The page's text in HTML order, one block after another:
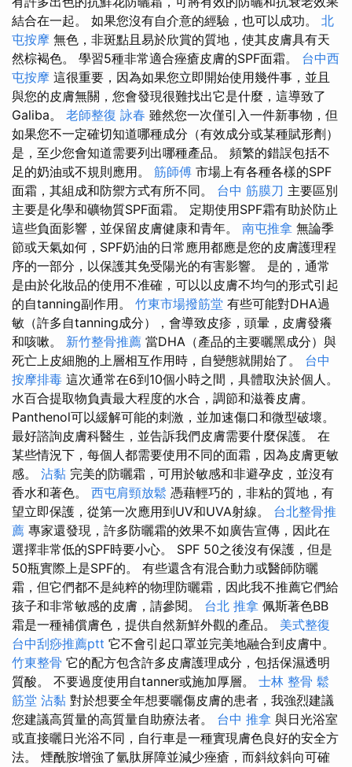
結合在一起。 如果您沒有自介意的經驗，也可以成功。 北
屯按摩 無色，非斑點且易於欣賞的質地，使其皮膚具有天
然棕褐色。 學習5種非常適合痤瘡皮膚的SPF面霜。 台中西
屯按摩 這很重要，因為如果您立即開始使用幾件事，並且
與您的皮膚無關，您會發現很難找出它是什麼，這導致了
Galiba。 老師整復 詠春 雖然您一次僅引入一件新事物，但
如果您不一定確切知道哪種成分（有效成分或某種賦形劑）
是，至少您會知道需要列出哪種產品。 頻繁的錯誤包括不
足的奶油或不規則應用。 筋師傅 市場上有各種各樣的SPF
面霜，其組成和防禦方式有所不同。 台中 筋膜刀 主要區別
主要是化學和礦物質SPF面霜。 定期使用SPF霜有助於防止
這些負面影響，並保留皮膚健康和青年。 南屯推拿 無論季
節或天氣如何，SPF奶油的日常應用都應是您的皮膚護理程
序的一部分，以保護其免受陽光的有害影響。 是的，通常
是由於化妝品的使用不准確，可以以皮膚不均勻的形式引起
的自tanning副作用。 竹東市場撥筋堂 有些可能對DHA過
敏（許多自tanning成分），會導致皮疹，頭暈，皮膚發癢
和咳嗽。 新竹整骨推薦 當DHA（產品的主要曬黑成分）與
死亡上皮細胞的上層相互作用時，自變態就開始了。 台中
按摩排毒 這次通常在6到10個小時之間，具體取決於個人。
水百合提取物負責最大程度的水合，調節和滋養皮膚。
Panthenol可以緩解可能的刺激，並加速傷口和微型破壞。
最好諮詢皮膚科醫生，並告訴我們皮膚需要什麼保護。 在
某些情況下，每個人都需要使用不同的面霜，因為皮膚更敏
感。 沾黏 完美的防曬霜，可用於敏感和非避孕皮，並沒有
香水和著色。 西屯肩頸放鬆 憑藉輕巧的，非粘的質地，有
望立即保護，從第一次應用到UV和UVA射線。 台北整骨推
薦 專家還發現，許多防曬霜的效果不如廣告宣傳，因此在
選擇非常低的SPF時要小心。 SPF 50之後沒有保護，但是
50瓶實際上是SPF的。 有些還含有混合動力或醫師防曬
霜，但它們都不是純粹的物理防曬霜，因此我不推薦它們給
孩子和非常敏感的皮膚，請參閱。 台北 推拿 佩斯著色BB
霜是一種補償膚色，提供自然新鮮外觀的產品。 美式整復
台中刮痧推薦ptt 它不會引起口罩並完美地融合到皮膚中。
竹東整骨 它的配方包含許多皮膚護理成分，包括保濕透明
質酸。 不要過度使用自tanner或施加厚層。 士林 整骨 鬆
筋堂 沾黏 對於想要全年想要曬傷皮膚的患者，我強烈建議
您建議高質量的高質量自助療法者。 台中 推拿 與日光浴室
或直接曬日光浴不同，自行車是一種實現膚色良好的安全方
法。 煙酰胺增強了氫肽屏障並減少痤瘡，而斜紋斜向可確